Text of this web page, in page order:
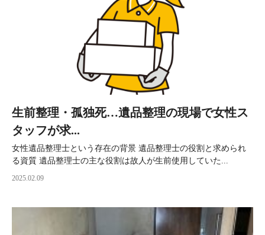
生前整理・孤独死…遺品整理の現場で女性ス
タッフが求...
女性遺品整理士という存在の背景 遺品整理士の役割と求められ
る資質 遺品整理士の主な役割は故人が生前使用していた...
2025.02.09